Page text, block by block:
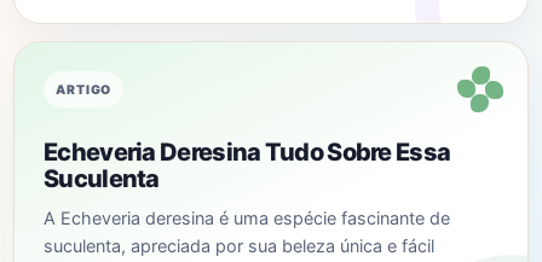
ARTIGO
Echeveria Deresina Tudo Sobre Essa
Suculenta
A Echeveria deresina é uma espécie fascinante de
suculenta, apreciada por sua beleza única e fácil